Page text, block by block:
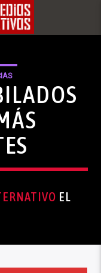
EL